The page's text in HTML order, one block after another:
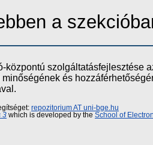
a
központú szolgáltatásfejlesztése
és
repozitorium AT uni-bge.hu
3 which is developed by the School of